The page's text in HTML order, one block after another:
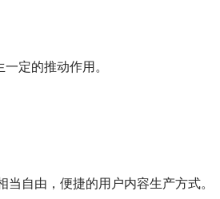
定的推动作用。
自由，便捷的用户内容生产方式。